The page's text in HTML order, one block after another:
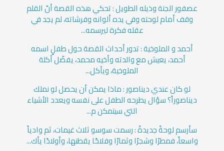
عصفور الجنة وذيله الطويل : تحكي هذه القصة أنّ القلم
وقف أمام لوحته وفي يده ألوانه وفرشاته، لم يجد في
عقله فكرة ليرسمه...
أحمد و الملوخية : تدور أحداث القصة حول طفلٍ اسمه
أحمد، يعيش مع والدته وأخيه محمد، يفضّل أكلة
الملوخية، ويأكل...
لو كان عندي ديناصور : ماذا يمكن أن يحصل لو نملك
ديناصوراً؟ سؤال يطرحه الطفل على نفسه ويعدد الأشياء
التي سيتمكن م...
سأرسم لوحةً جديدةً : رسمت سوسو ثلاث غيمات، ثم وادياً
واسعاً، فمطرًا وشجرًا وثمارًا وفلاحًا يقطنها، وأولادًا يأك...